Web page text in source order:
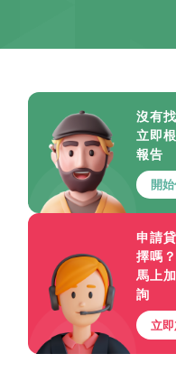
沒有
立即
報告
開
申請
擇嗎？
馬上
詢
立